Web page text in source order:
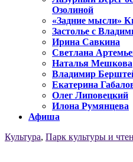
Озолиной
«Задние мысли»
Застолье с
Ирина Савкина
Светлана
Наталья Мешкова
Владимир
Екатерина
Олег Липовецкий
Илона Румянцева
Афиша
Культура, Парк культуры и